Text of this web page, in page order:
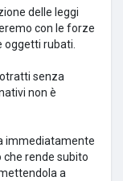
delle leggi
con le forze
oggetti rubati.
senza
non è
immediatamente
rende subito
a